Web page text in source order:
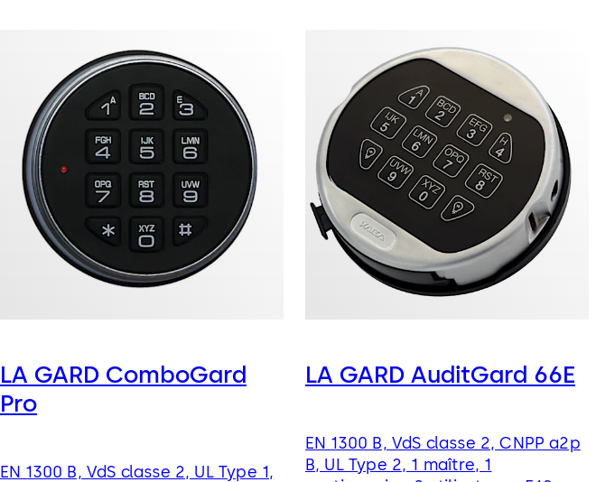
LA GARD ComboGard
Pro
EN 1300 B, VdS classe 2, UL Type 1,
LA GARD AuditGard 66E
EN 1300 B, VdS classe 2, CNPP a2p
B, UL Type 2, 1 maître, 1